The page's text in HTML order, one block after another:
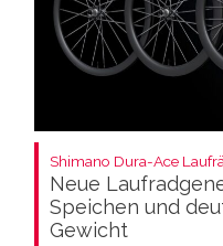
Shimano Dura-Ace
Neue
Speichen und
Gewicht